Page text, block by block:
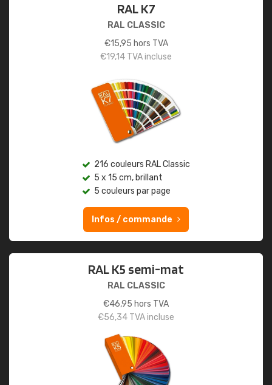
RAL K7
RAL CLASSIC
€15,95 hors TVA
€19,14 TVA incluse
216 couleurs RAL Classic
5 x 15 cm, brillant
5 couleurs par page
Infos / commande
RAL K5 semi-mat
RAL CLASSIC
€46,95 hors TVA
€56,34 TVA incluse